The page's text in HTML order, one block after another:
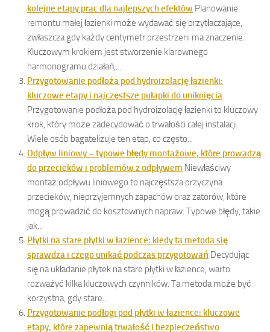
kolejne etapy prac dla najlepszych efektów Planowanie
remontu małej łazienki może wydawać się przytłaczające,
zwłaszcza gdy każdy centymetr przestrzeni ma znaczenie.
Kluczowym krokiem jest stworzenie klarownego
harmonogramu działań,...
Przygotowanie podłoża pod hydroizolację łazienki:
kluczowe etapy i najczęstsze pułapki do uniknięcia
Przygotowanie podłoża pod hydroizolację łazienki to kluczowy
krok, który może zadecydować o trwałości całej instalacji.
Wiele osób bagatelizuje ten etap, co często...
Odpływ liniowy – typowe błędy montażowe, które prowadzą
do przecieków i problemów z odpływem Niewłaściwy
montaż odpływu liniowego to najczęstsza przyczyna
przecieków, nieprzyjemnych zapachów oraz zatorów, które
mogą prowadzić do kosztownych napraw. Typowe błędy, takie
jak...
Płytki na stare płytki w łazience: kiedy ta metoda się
sprawdza i czego unikać podczas przygotowań Decydując
się na układanie płytek na stare płytki w łazience, warto
rozważyć kilka kluczowych czynników. Ta metoda może być
korzystna, gdy stare...
Przygotowanie podłogi pod płytki w łazience: kluczowe
etapy, które zapewnią trwałość i bezpieczeństwo